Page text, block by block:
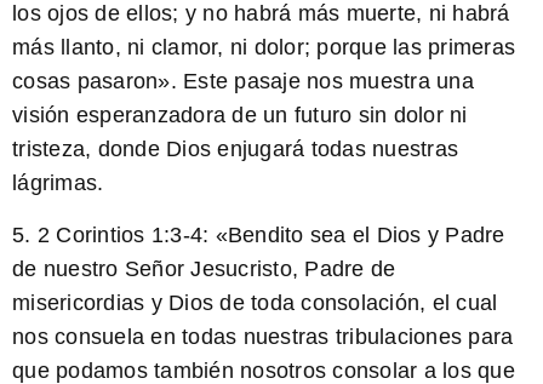
los ojos de ellos; y no habrá más muerte, ni habrá
más llanto, ni clamor, ni dolor; porque las primeras
cosas pasaron». Este pasaje nos muestra una
visión esperanzadora de un futuro sin dolor ni
tristeza, donde Dios enjugará todas nuestras
lágrimas.
5. 2 Corintios 1:3-4: «Bendito sea el Dios y Padre
de nuestro Señor Jesucristo, Padre de
misericordias y Dios de toda consolación, el cual
nos consuela en todas nuestras tribulaciones para
que podamos también nosotros consolar a los que